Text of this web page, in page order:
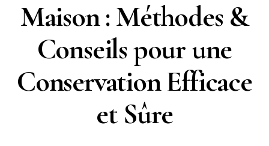
Maison : Méthodes &
Conseils pour une
Conservation Efficace
et Sûre